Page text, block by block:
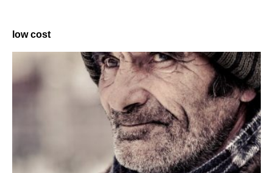
low cost